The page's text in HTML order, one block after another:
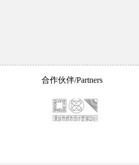
合作伙伴/Partners